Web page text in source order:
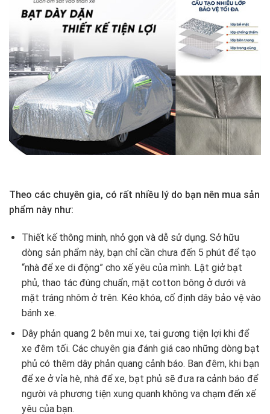
Theo các chuyên gia, có rất nhiều lý do bạn nên mua sản
phẩm này như:
Thiết kế thông minh, nhỏ gọn và dễ sử dụng. Sở hữu
dòng sản phẩm này, bạn chỉ cần chưa đến 5 phút để tạo
“nhà để xe di động” cho xế yêu của mình. Lật giở bạt
phủ, thao tác đúng chuẩn, mặt cotton bông ở dưới và
mặt tráng nhôm ở trên. Kéo khóa, cố định dây bảo vệ vào
bánh xe.
Dây phản quang 2 bên mui xe, tai gương tiện lợi khi để
xe đêm tối. Các chuyên gia đánh giá cao những dòng bạt
phủ có thêm dây phản quang cảnh báo. Ban đêm, khi bạn
để xe ở vỉa hè, nhà để xe, bạt phủ sẽ đưa ra cảnh báo để
người và phương tiện xung quanh không va chạm đến xế
yêu của bạn.